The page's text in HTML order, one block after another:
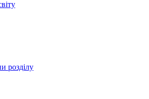
розділу